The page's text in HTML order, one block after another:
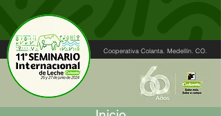
Cooperativa Colanta. Medellín. CO.